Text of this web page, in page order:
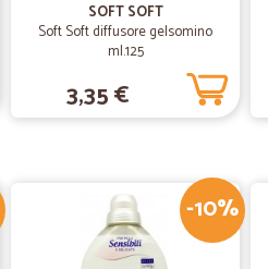
SOFT SOFT
Soft Soft diffusore gelsomino
ml.125
3,35 €
-10%